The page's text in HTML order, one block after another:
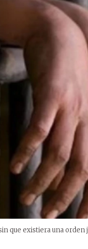
que existiera una orden